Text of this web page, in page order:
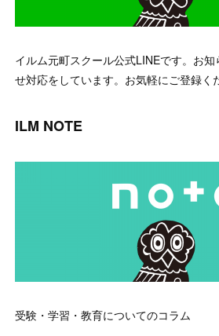
イルム元町スクール公式LINEです。お
せ対応をしています。お気軽にご登録く
ILM NOTE
受験・学習・教育についてのコラム